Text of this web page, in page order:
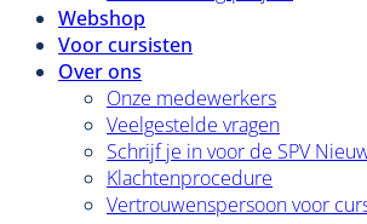
Webshop
Voor cursisten
Over ons
Onze medewerkers
Veelgestelde vragen
Schrijf je in voor de SPV
Klachtenprocedure
Vertrouwenspersoon voor